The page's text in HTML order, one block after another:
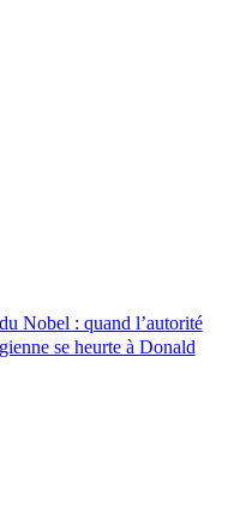
Nobel : quand l’autorité
se heurte à Donald